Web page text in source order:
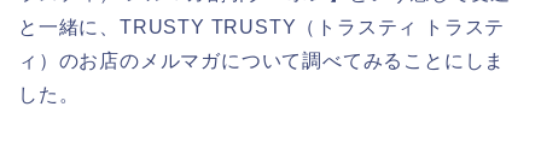
と一緒に、TRUSTY TRUSTY（トラスティ トラステ
ィ）のお店のメルマガについて調べてみることにしま
した。